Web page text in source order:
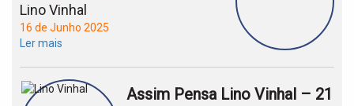
Lino Vinhal
16 de Junho 2025
Ler mais
Assim Pensa Lino Vinhal – 21